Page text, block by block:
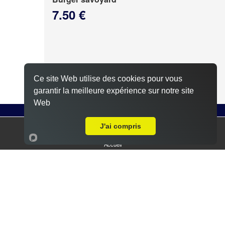
7.50 €
Steak, galette de pommes de terre, fromage à
Accueil
Ce site Web utilise des cookies pour vous
garantir la meilleure expérience sur notre site
Web
J'ai compris